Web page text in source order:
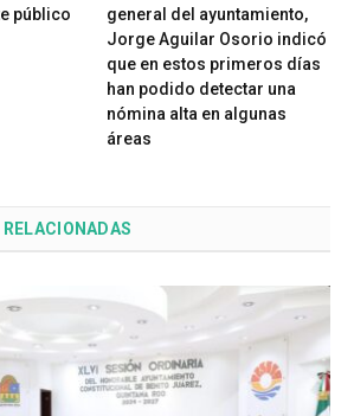
público
general del ayuntamiento,
Jorge Aguilar Osorio indicó
que en estos primeros días
han podido detectar una
nómina alta en algunas
áreas
RELACIONADAS